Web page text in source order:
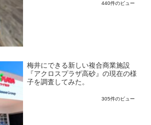
440件のビュー
梅井にできる新しい複合商業施設
『アクロスプラザ高砂』の現在の様
子を調査してみた。
305件のビュー